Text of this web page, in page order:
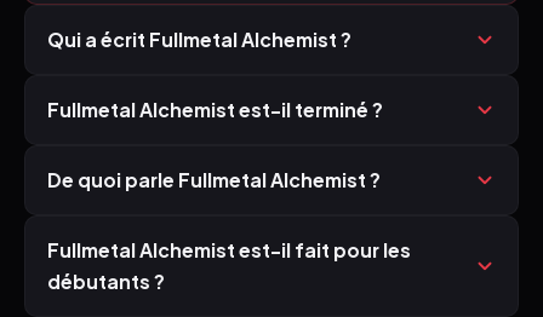
Qui a écrit Fullmetal Alchemist ?
Fullmetal Alchemist est-il terminé ?
De quoi parle Fullmetal Alchemist ?
Fullmetal Alchemist est-il fait pour les
débutants ?